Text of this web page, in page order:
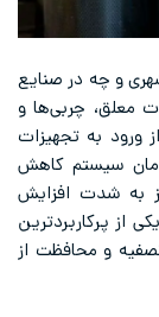
و چه در صنایع
معلق، چربی‌ها و
ورود به تجهیزات
سیستم کاهش
به شدت افزایش
از پرکاربردترین
و محافظت از